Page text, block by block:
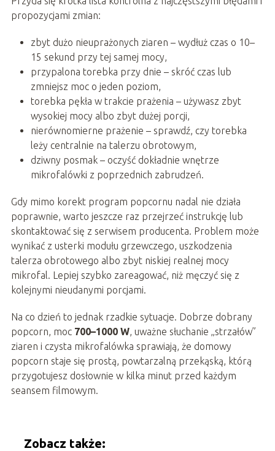
propozycjami zmian:
zbyt dużo nieuprażonych ziaren – wydłuż czas o 10–
15 sekund przy tej samej mocy,
przypalona torebka przy dnie – skróć czas lub
zmniejsz moc o jeden poziom,
torebka pękła w trakcie prażenia – używasz zbyt
wysokiej mocy albo zbyt dużej porcji,
nierównomierne prażenie – sprawdź, czy torebka
leży centralnie na talerzu obrotowym,
dziwny posmak – oczyść dokładnie wnętrze
mikrofalówki z poprzednich zabrudzeń.
Gdy mimo korekt program popcornu nadal nie działa
poprawnie, warto jeszcze raz przejrzeć instrukcję lub
skontaktować się z serwisem producenta. Problem może
wynikać z usterki modułu grzewczego, uszkodzenia
talerza obrotowego albo zbyt niskiej realnej mocy
mikrofal. Lepiej szybko zareagować, niż męczyć się z
kolejnymi nieudanymi porcjami.
Na co dzień to jednak rzadkie sytuacje. Dobrze dobrany
popcorn, moc 700–1000 W, uważne słuchanie „strzałów”
ziaren i czysta mikrofalówka sprawiają, że domowy
popcorn staje się prostą, powtarzalną przekąską, którą
przygotujesz dosłownie w kilka minut przed każdym
seansem filmowym.
Zobacz także: